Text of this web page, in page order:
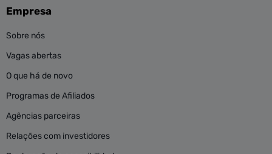
Empresa
Sobre nós
Vagas abertas
O que há de novo
Programas de Afiliados
Agências parceiras
Relações com investidores